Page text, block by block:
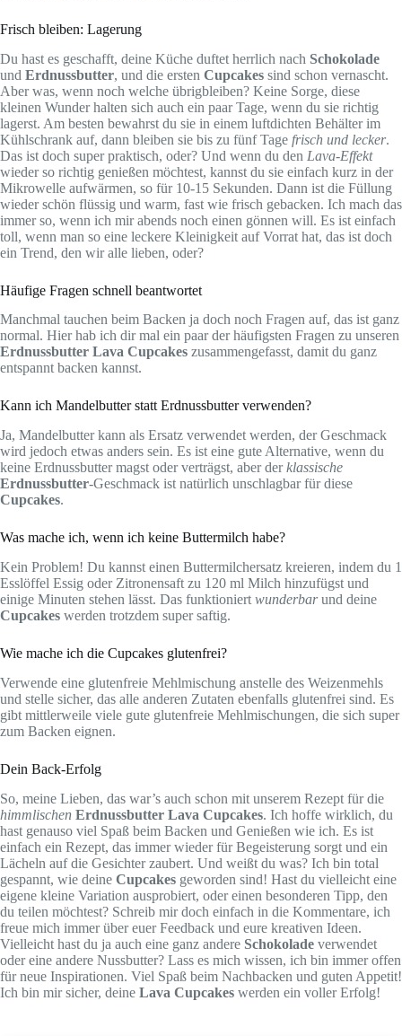
Frisch bleiben: Lagerung
Du hast es geschafft, deine Küche duftet herrlich nach Schokolade
und Erdnussbutter, und die ersten Cupcakes sind schon vernascht.
Aber was, wenn noch welche übrigbleiben? Keine Sorge, diese
kleinen Wunder halten sich auch ein paar Tage, wenn du sie richtig
lagerst. Am besten bewahrst du sie in einem luftdichten Behälter im
Kühlschrank auf, dann bleiben sie bis zu fünf Tage frisch und lecker.
Das ist doch super praktisch, oder? Und wenn du den Lava-Effekt
wieder so richtig genießen möchtest, kannst du sie einfach kurz in der
Mikrowelle aufwärmen, so für 10-15 Sekunden. Dann ist die Füllung
wieder schön flüssig und warm, fast wie frisch gebacken. Ich mach das
immer so, wenn ich mir abends noch einen gönnen will. Es ist einfach
toll, wenn man so eine leckere Kleinigkeit auf Vorrat hat, das ist doch
ein Trend, den wir alle lieben, oder?
Häufige Fragen schnell beantwortet
Manchmal tauchen beim Backen ja doch noch Fragen auf, das ist ganz
normal. Hier hab ich dir mal ein paar der häufigsten Fragen zu unseren
Erdnussbutter Lava Cupcakes zusammengefasst, damit du ganz
entspannt backen kannst.
Kann ich Mandelbutter statt Erdnussbutter verwenden?
Ja, Mandelbutter kann als Ersatz verwendet werden, der Geschmack
wird jedoch etwas anders sein. Es ist eine gute Alternative, wenn du
keine Erdnussbutter magst oder verträgst, aber derklassische
Erdnussbutter-Geschmack ist natürlich unschlagbar für diese
Cupcakes.
Was mache ich, wenn ich keine Buttermilch habe?
Kein Problem! Du kannst einen Buttermilchersatz kreieren, indem du 1
Esslöffel Essig oder Zitronensaft zu 120 ml Milch hinzufügst und
einige Minuten stehen lässt. Das funktioniert wunderbarund deine
Cupcakes werden trotzdem super saftig.
Wie mache ich die Cupcakes glutenfrei?
Verwende eine glutenfreie Mehlmischung anstelle des Weizenmehls
und stelle sicher, das alle anderen Zutaten ebenfalls glutenfrei sind. Es
gibt mittlerweile viele gute glutenfreie Mehlmischungen, die sich super
zum Backen eignen.
Dein Back-Erfolg
So, meine Lieben, das war’s auch schon mit unserem Rezept für die
himmlischen Erdnussbutter Lava Cupcakes. Ich hoffe wirklich, du
hast genauso viel Spaß beim Backen und Genießen wie ich. Es ist
einfach ein Rezept, das immer wieder für Begeisterung sorgt und ein
Lächeln auf die Gesichter zaubert. Und weißt du was? Ich bin total
gespannt, wie deine Cupcakes geworden sind! Hast du vielleicht eine
eigene kleine Variation ausprobiert, oder einen besonderen Tipp, den
du teilen möchtest? Schreib mir doch einfach in die Kommentare, ich
freue mich immer über euer Feedback und eure kreativen Ideen.
Vielleicht hast du ja auch eine ganz andere Schokolade verwendet
oder eine andere Nussbutter? Lass es mich wissen, ich bin immer offen
für neue Inspirationen. Viel Spaß beim Nachbacken und guten Appetit!
Ich bin mir sicher, deine Lava Cupcakes werden ein voller Erfolg!